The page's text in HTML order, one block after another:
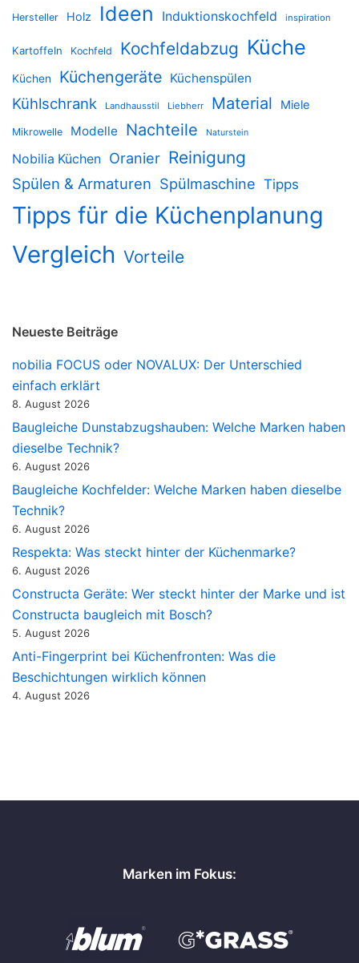
Hersteller Holz Ideen Induktionskochfeld inspiration
Kartoffeln Kochfeld Kochfeldabzug Küche
Küchen Küchengeräte Küchenspülen
Kühlschrank Landhausstil Liebherr Material Miele
Mikrowelle Modelle Nachteile Naturstein
Nobilia Küchen Oranier Reinigung
Spülen & Armaturen Spülmaschine Tipps
Tipps für die Küchenplanung
Vergleich Vorteile
Neueste Beiträge
nobilia FOCUS oder NOVALUX: Der Unterschied
einfach erklärt
8. August 2026
Baugleiche Dunstabzugshauben: Welche Marken haben
dieselbe Technik?
6. August 2026
Baugleiche Kochfelder: Welche Marken haben dieselbe
Technik?
6. August 2026
Respekta: Was steckt hinter der Küchenmarke?
6. August 2026
Constructa Geräte: Wer steckt hinter der Marke und ist
Constructa baugleich mit Bosch?
5. August 2026
Anti-Fingerprint bei Küchenfronten: Was die
Beschichtungen wirklich können
4. August 2026
Marken im Fokus: